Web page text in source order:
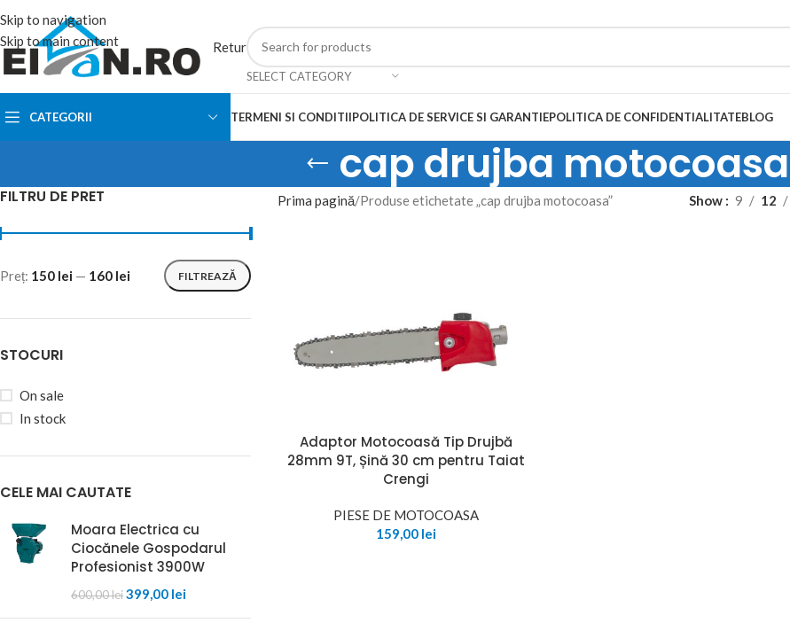
Skip to navigation
Skip to main content
Retur
SELECT CATEGORY
CATEGORII TERMENI SI CONDITIIPOLITICA DE SERVICE SI GARANTIEPOLITICA DE CONFIDENTIALITATEBLOG
cap drujba motocoasa
FILTRU DE PRET
FILTREAZĂ
Preț: 150 lei — 160 lei
STOCURI
On sale
In stock
CELE MAI CAUTATE
Moara Electrica cu
Ciocănele Gospodarul
Profesionist 3900W
600,00lei399,00 lei
Prima pagină Produse etichetate „cap drujba motocoasa” Show 9 12
Adaptor Motocoasă Tip Drujbă
28mm 9T, Șină 30 cm pentru Taiat
Crengi
PIESE DE MOTOCOASA
159,00 lei